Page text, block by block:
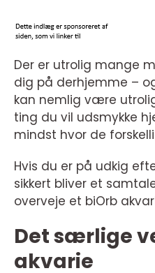
Der er utrolig mange
dig på derhjemme –
kan nemlig være
ting du vil udsmykke
mindst hvor de
Hvis du er på udkig
sikkert bliver et
overveje et biOrb
Det særlige
akvarie